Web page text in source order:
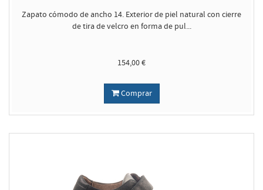
Zapato cómodo de ancho 14. Exterior de piel natural con cierre
de tira de velcro en forma de pul...
154,00 €
Comprar